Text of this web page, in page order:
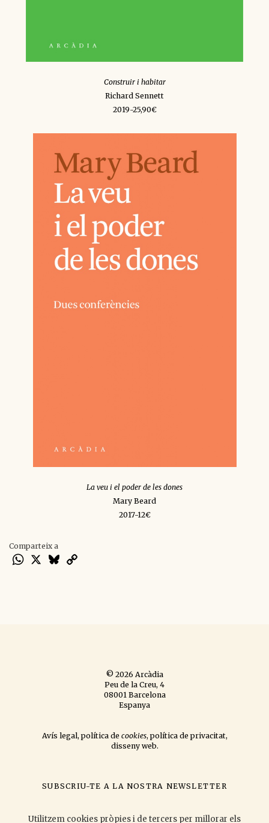
Construir i habitar
Richard Sennett
2019-25,90€
La veu i el poder de les dones
Mary Beard
2017-12€
Comparteix a
WhatsApp
X Bluesky
© 2026 Arcàdia
Peu de la Creu, 4
08001 Barcelona
Espanya
Avís legal,política de cookies,política de privacitat,
disseny web.
SUBSCRIU-TE A LA NOSTRA NEWSLETTER
que organitzem.
Utilitzem cookies pròpies i de tercers per millorar els